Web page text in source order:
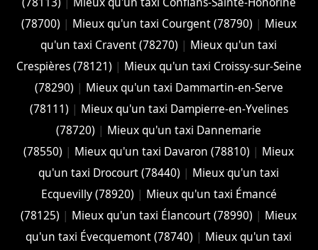
(78700) | Mieux qu'un taxi Courgent (78790) | Mieux
qu'un taxi Cravent (78270) | Mieux qu'un taxi
Crespières (78121) | Mieux qu'un taxi Croissy-sur-Seine
(78290) | Mieux qu'un taxi Dammartin-en-Serve
(78111) | Mieux qu'un taxi Dampierre-en-Yvelines
(78720) | Mieux qu'un taxi Dannemarie
(78550) | Mieux qu'un taxi Davaron (78810) | Mieux
qu'un taxi Drocourt (78440) | Mieux qu'un taxi
Ecquevilly (78920) | Mieux qu'un taxi Émancé
(78125) | Mieux qu'un taxi Élancourt (78990) | Mieux
qu'un taxi Évecquemont (78740) | Mieux qu'un taxi